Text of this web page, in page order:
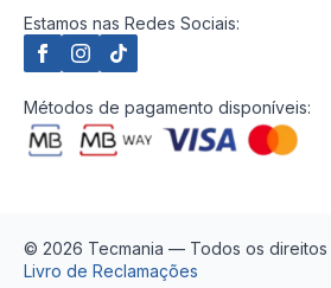
Estamos nas Redes Sociais:
Métodos de pagamento disponíveis:
© 2026 Tecmania — Todos os direitos
Livro de Reclamações